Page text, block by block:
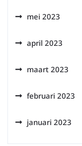
mei 2023
april 2023
maart 2023
februari 2023
januari 2023